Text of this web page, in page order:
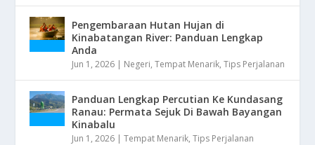
Pengembaraan Hutan Hujan di
Kinabatangan River: Panduan Lengkap
Anda
Jun 1, 2026 | Negeri,Tempat Menarik,Tips Perjalanan
Panduan Lengkap Percutian Ke Kundasang
Ranau: Permata Sejuk Di Bawah Bayangan
Kinabalu
Jun 1, 2026 |Tempat Menarik,Tips Perjalanan